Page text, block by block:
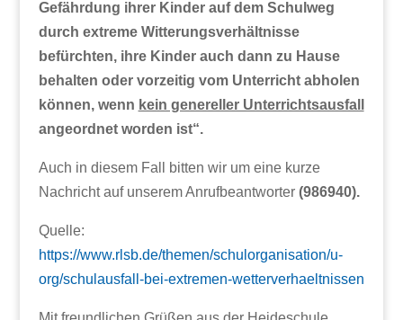
Gefährdung ihrer Kinder auf dem Schulweg
durch extreme Witterungsverhältnisse
befürchten, ihre Kinder auch dann zu Hause
behalten oder vorzeitig vom Unterricht abholen
können, wenn kein genereller Unterrichtsausfall
angeordnet worden ist“.
Auch in diesem Fall bitten wir um eine kurze
Nachricht auf unserem Anrufbeantworter (986940).
Quelle:
https://www.rlsb.de/themen/schulorganisation/u-
org/schulausfall-bei-extremen-wetterverhaeltnissen